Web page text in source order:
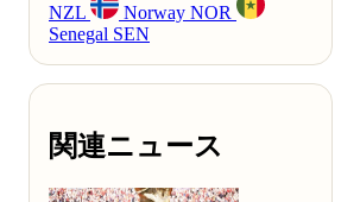
NZL
Norway NOR
Senegal SEN
関連ニュース